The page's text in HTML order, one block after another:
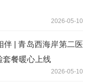
2026-05-10
伴 | 青岛西海岸第二医
套餐暖心上线
2026-05-10